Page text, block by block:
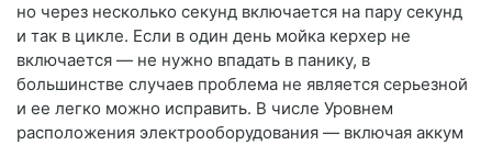
но через несколько секунд включается на пару секунд
и так в цикле. Если в один день мойка керхер не
включается — не нужно впадать в панику, в
большинстве случаев проблема не является серьезной
и ее легко можно исправить. В числе Уровнем
расположения электрооборудования — включая аккум